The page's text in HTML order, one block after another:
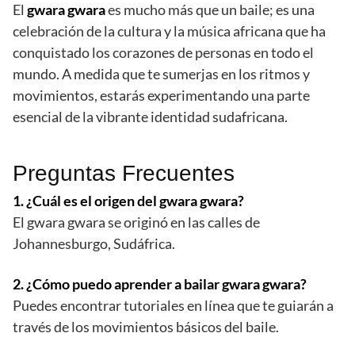
El gwara gwaraes mucho más que un baile; es una
celebración de la cultura y la música africana que ha
conquistado los corazones de personas en todo el
mundo. A medida que te sumerjas en los ritmos y
movimientos, estarás experimentando una parte
esencial de la vibrante identidad sudafricana.
Preguntas Frecuentes
1. ¿Cuál es el origen del gwara gwara?
El gwara gwara se originó en las calles de
Johannesburgo, Sudáfrica.
2. ¿Cómo puedo aprender a bailar gwara gwara?
Puedes encontrar tutoriales en línea que te guiarán a
través de los movimientos básicos del baile.